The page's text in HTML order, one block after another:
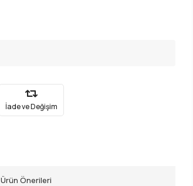
İade ve Değişim
Ürün Önerileri